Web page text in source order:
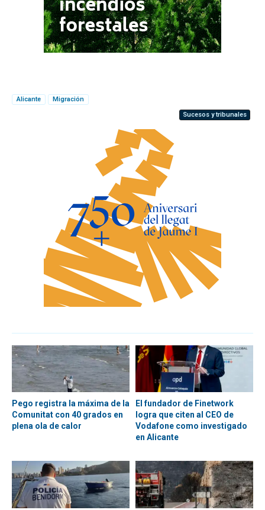
Alicante
Migración
Sucesos y tribunales
Pego registra la máxima de la
Comunitat con 40 grados en
plena ola de calor
El fundador de Finetwork
logra que citen al CEO de
Vodafone como investigado
en Alicante